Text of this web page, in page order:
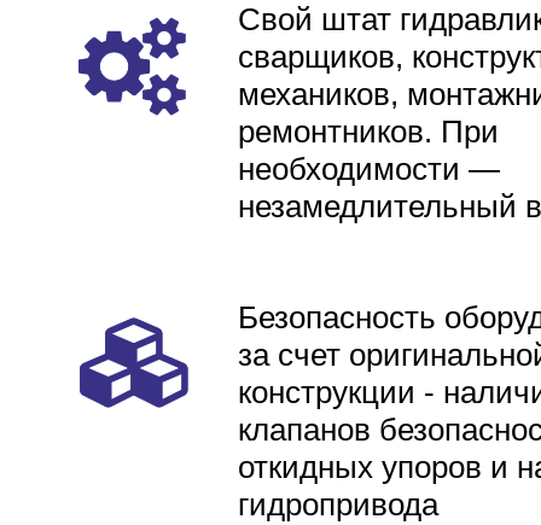
Свой штат
сварщиков,
механиков,
ремонтников. При
необходимости —
незамедлительный
Безопасность
за счет
конструкции -
клапанов
откидных упоров и
гидропривода